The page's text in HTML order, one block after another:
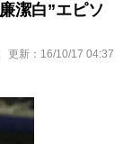
潔白”エピソ
更新： 16/10/17 04:37